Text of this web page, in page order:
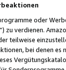
oder
”) zu verdienen.
teilweise
bei denen